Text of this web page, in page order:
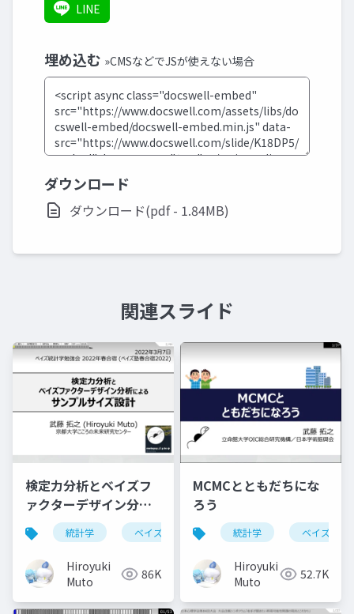
LINE
埋め込む »CMSなどでJSが使えない場合
ダウンロード
ダウンロード(pdf - 1.84MB)
関連スライド
検定力分析とベイズフ
ァクターデザイン分析
によるサンプルサイズ
設計
統計学 ベイズ r
Hiroyuki
Muto
86K
MCMCとともだちにな
ろう
統計学 ベイズ
Hiroyuki
Muto
52.7K